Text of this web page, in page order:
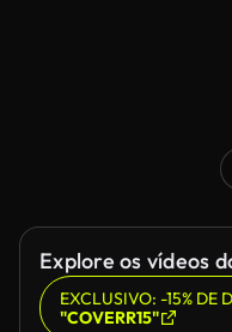
Explore os vídeos
EXCLUSIVO: -15% DE
"COVERR15"